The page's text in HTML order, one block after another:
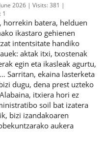
2026 Visits: 381
1
horrekin batera, helduen
ikastaro gehienen
intentsitate handiko
aktak itxi, txostenak
egin eta ikasleak agurtu,
Sarritan, ekaina lasterketa
dugu, dena prest uzteko
itxiera hori ez
soil bat izatera
bizi izandakoaren
aukera